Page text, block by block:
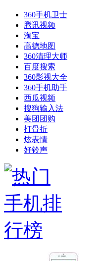
360手机卫士
腾讯视频
淘宝
高德地图
360清理大师
百度搜索
360影视大全
360手机助手
西瓜视频
搜狗输入法
美团团购
打骨折
炫表情
好铃声